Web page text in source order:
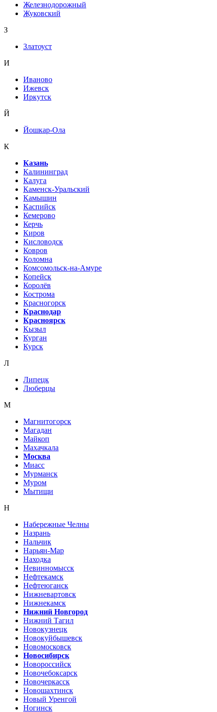
Железнодорожный
Жуковский
З
Златоуст
И
Иваново
Ижевск
Иркутск
Й
Йошкар-Ола
К
Казань
Калининград
Калуга
Каменск-Уральский
Камышин
Каспийск
Кемерово
Керчь
Киров
Кисловодск
Ковров
Коломна
Комсомольск-на-Амуре
Копейск
Королёв
Кострома
Красногорск
Краснодар
Красноярск
Кызыл
Курган
Курск
Л
Липецк
Люберцы
М
Магнитогорск
Магадан
Майкоп
Махачкала
Москва
Миасс
Мурманск
Муром
Мытищи
Н
Набережные Челны
Назрань
Нальчик
Нарьян-Мар
Находка
Невинномысск
Нефтекамск
Нефтеюганск
Нижневартовск
Нижнекамск
Нижний Новгород
Нижний Тагил
Новокузнецк
Новокуйбышевск
Новомосковск
Новосибирск
Новороссийск
Новочебоксарск
Новочеркасск
Новошахтинск
Новый Уренгой
Ногинск